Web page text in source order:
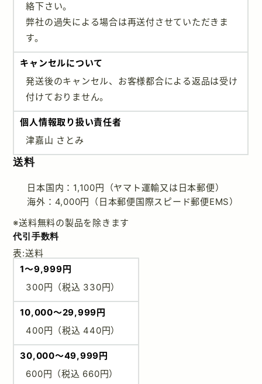
絡下さい。
弊社の過失による場合は再送付させていただきま
す。
キャンセルについて
発送後のキャンセル、お客様都合による返品は受け
付けておりません。
個人情報取り扱い責任者
津嘉山 さとみ
送料
日本国内：1,100円（ヤマト運輸又は日本郵便）
海外：4,000円（日本郵便国際スピード郵便EMS）
※送料無料の製品を除きます
代引手数料
表:送料
1～9,999円
300円（税込 330円）
10,000～29,999円
400円（税込 440円）
30,000～49,999円
600円（税込 660円）